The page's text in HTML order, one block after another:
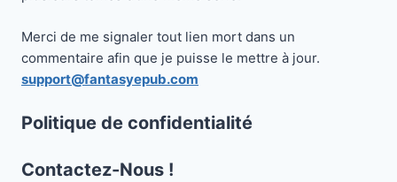
Merci de me signaler tout lien mort dans un
commentaire afin que je puisse le mettre à jour.
support@fantasyepub.com
Politique de confidentialité
Contactez-Nous !